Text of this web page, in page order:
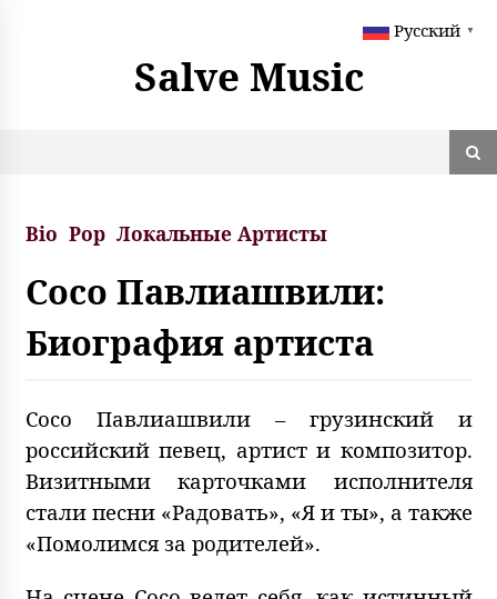
Salve Music
Bio Pop Локальные Артисты
Сосо Павлиашвили:
Биография артиста
Сосо Павлиашвили – грузинский и
российский певец, артист и композитор.
Визитными карточками исполнителя
стали песни «Радовать», «Я и ты», а также
«Помолимся за родителей».
Русский ▼